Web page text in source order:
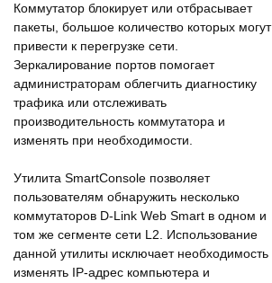
Коммутатор блокирует или отбрасывает
пакеты, большое количество которых могут
привести к перегрузке сети.
Зеркалирование портов помогает
администраторам облегчить диагностику
трафика или отслеживать
производительность коммутатора и
изменять при необходимости.
Утилита SmartConsole позволяет
пользователям обнаружить несколько
коммутаторов D-Link Web Smart в одном и
том же сегменте сети L2. Использование
данной утилиты исключает необходимость
изменять IP-адрес компьютера и